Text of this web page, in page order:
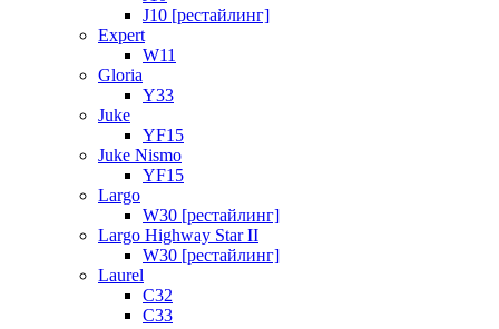
J10 [рестайлинг]
Expert
W11
Gloria
Y33
Juke
YF15
Juke Nismo
YF15
Largo
W30 [рестайлинг]
Largo Highway Star II
W30 [рестайлинг]
Laurel
C32
C33